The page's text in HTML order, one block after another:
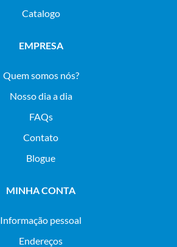
Catalogo
EMPRESA
Quem somos nós?
Nosso dia a dia
FAQs
Contato
Blogue
MINHA CONTA
Informação pessoal
Endereços